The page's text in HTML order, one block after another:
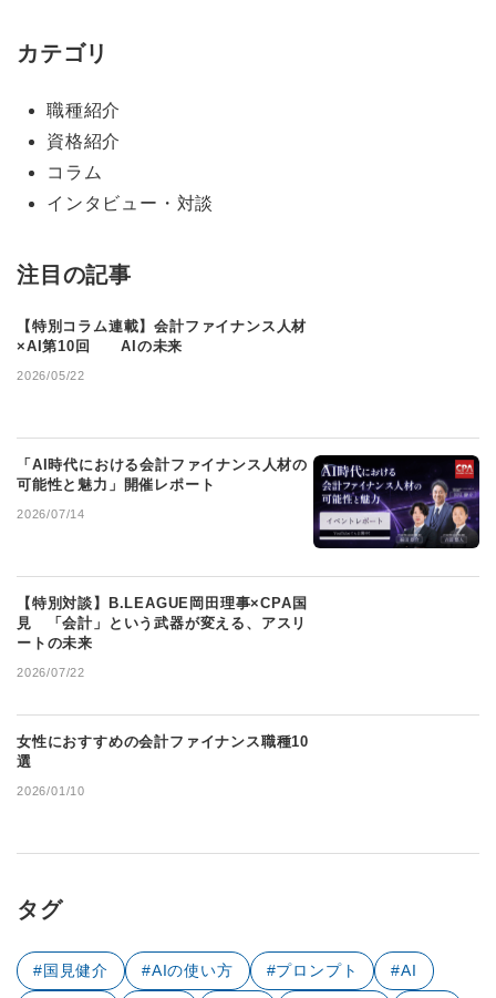
カテゴリ
職種紹介
資格紹介
コラム
インタビュー・対談
注目の記事
【特別コラム連載】会計ファイナンス人材
×AI第10回 AIの未来
2026/05/22
「AI時代における会計ファイナンス人材の
可能性と魅力」開催レポート
2026/07/14
【特別対談】B.LEAGUE岡田理事×CPA国
見 「会計」という武器が変える、アスリ
ートの未来
2026/07/22
女性におすすめの会計ファイナンス職種10
選
2026/01/10
タグ
#国見健介 #AIの使い方 #プロンプト #AI